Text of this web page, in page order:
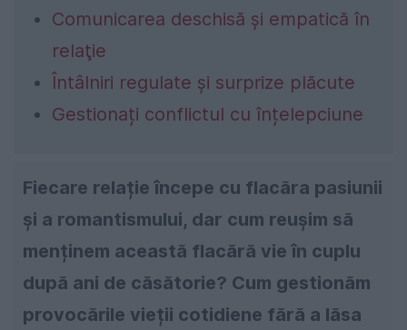
Comunicarea deschisă și empatică în
relaţie
Întâlniri regulate și surprize plăcute
Gestionați conflictul cu înțelepciune
Fiecare relație începe cu flacăra pasiunii
și a romantismului, dar cum reușim să
menținem această flacără vie în cuplu
după ani de căsătorie? Cum gestionăm
provocările vieții cotidiene fără a lăsa